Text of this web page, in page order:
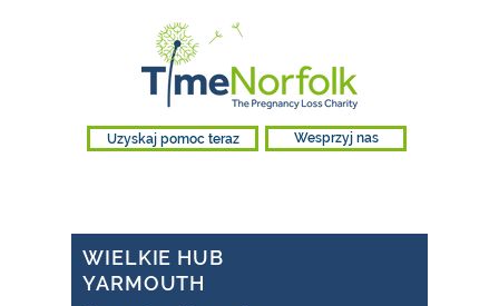
Uzyskaj pomoc teraz Wesprzyj nas
WIELKIE HUB
YARMOUTH